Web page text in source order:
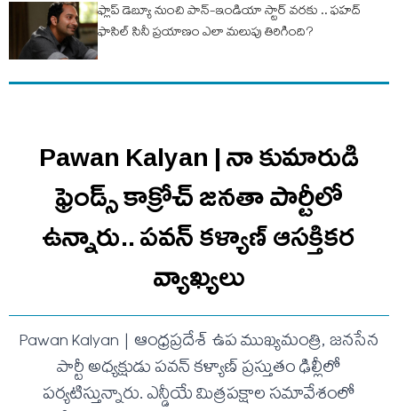
ఫ్లాప్ డెబ్యూ నుంచి పాన్-ఇండియా స్టార్ వరకు .. ఫహద్
ఫాసిల్ సినీ ప్రయాణం ఎలా మలుపు తిరిగింది?
Pawan Kalyan | నా కుమారుడి
ఫ్రెండ్స్ కాక్రోచ్ జనతా పార్టీలో
ఉన్నారు.. ప‌వ‌న్ క‌ళ్యాణ్ ఆసక్తిక‌ర
వ్యాఖ్య‌లు
Pawan Kalyan | ఆంధ్రప్రదేశ్ ఉప ముఖ్యమంత్రి, జనసేన
పార్టీ అధ్యక్షుడు పవన్ కళ్యాణ్ ప్రస్తుతం ఢిల్లీలో
పర్యటిస్తున్నారు. ఎన్డీయే మిత్రపక్షాల సమావేశంలో